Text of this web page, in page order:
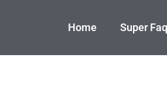
Home Super Faq